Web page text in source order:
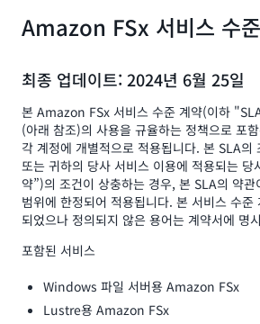
Amazon FSx 서비스 수
최종 업데이트: 2024년 6월 25일
본 Amazon FSx 서비스 수준 계약(이하
(아래 참조)의 사용을 규율하는 정책으로 포
각 계정에 개별적으로 적용됩니다. 본 SLA의
또는 귀하의 당사 서비스 이용에 적용되는 당
약”)의 조건이 상충하는 경우, 본 SLA의 약
범위에 한정되어 적용됩니다. 본 서비스 수준
되었으나 정의되지 않은 용어는 계약서에 명
포함된 서비스
Windows 파일 서버용 Amazon FSx
Lustre용 Amazon FSx